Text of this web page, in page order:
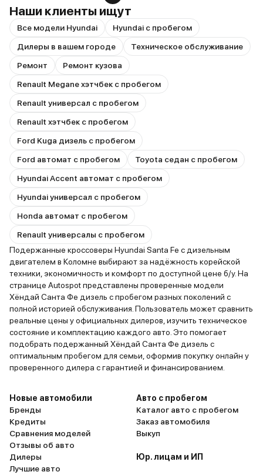
Наши клиенты ищут
Все модели Hyundai
Hyundai с пробегом
Дилеры в вашем городе
Техническое обслуживание
Ремонт
Ремонт кузова
Renault Megane хэтчбек с пробегом
Renault универсал с пробегом
Renault хэтчбек с пробегом
Ford Kuga дизель с пробегом
Ford автомат с пробегом
Toyota седан с пробегом
Hyundai Accent автомат с пробегом
Hyundai универсал с пробегом
Honda автомат с пробегом
Renault универсалы с пробегом
Подержанные кроссоверы Hyundai Santa Fe с дизельным
двигателем в Коломне выбирают за надёжность корейской
техники, экономичность и комфорт по доступной цене б/у. На
странице Autospot представлены проверенные модели
Хёндай Санта Фе дизель с пробегом разных поколений с
полной историей обслуживания. Пользователь может сравнить
реальные цены у официальных дилеров, изучить техническое
состояние и комплектацию каждого авто. Это помогает
подобрать подержанный Хёндай Санта Фе дизель с
оптимальным пробегом для семьи, оформив покупку онлайн у
проверенного дилера с гарантией и финансированием.
Новые автомобили
Бренды
Кредиты
Сравнения моделей
Отзывы об авто
Дилеры
Лучшие авто
Авто с пробегом
Каталог авто с пробегом
Заказ автомобиля
Выкуп
Юр. лицам и ИП